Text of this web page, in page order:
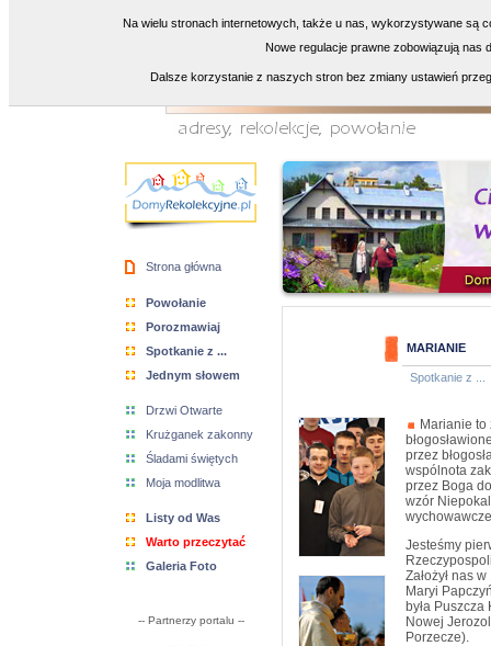
Strona główna
Powołanie
Porozmawiaj
Spotkanie z ...
Jednym słowem
Drzwi Otwarte
Krużganek zakonny
Śladami świętych
Moja modlitwa
Listy od Was
Warto przeczytać
Galeria Foto
-- Partnerzy portalu --
MARIANIE
Spotkanie z ...
Marianie to
przez
wspólnota
przez Boga
wzór
Jesteśmy
Założył nas
Maryi
była
Nowej
Porzecze).
Na wielu stronach internetowych, także u nas, wykorzystywane są
Nowe regulacje prawne zobowiązują nas
Dalsze korzystanie z naszych stron bez zmiany ustawień